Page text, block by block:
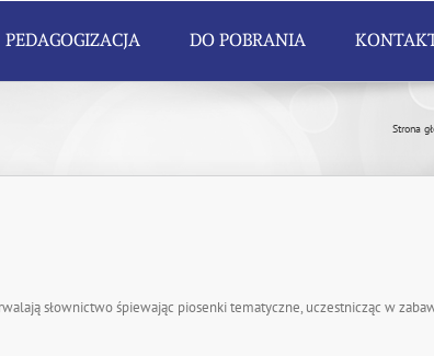
PEDAGOGIZACJA DO POBRANIA
Strona
słownictwo śpiewając piosenki tematyczne, uczestnicząc w